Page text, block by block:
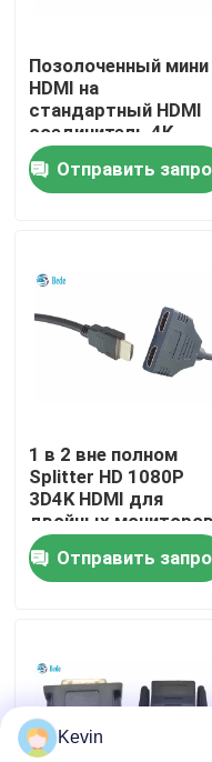
Домой
Продукты
экскурсия по заводу
Свяжитесь с нами
Новости
Запросите цитату
Авиационный
Позолоченный мини
HDMI на
стандартный HDMI
соединитель 4K
совместим для
видеокамеры
Отправить
1 в 2 вне полном
Splitter HD 1080P
3D4K HDMI для
двойных мониторов
дублируйте/
Отправить
Kevin